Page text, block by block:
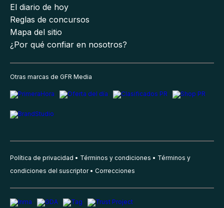
El diario de hoy
Reglas de concursos
Mapa del sitio
¿Por qué confiar en nosotros?
Otras marcas de GFR Media
Política de privacidad Términos y condiciones
Términos y
condiciones del suscriptor
Correcciones